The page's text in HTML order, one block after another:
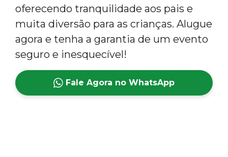
oferecendo tranquilidade aos pais e
muita diversão para as crianças. Alugue
agora e tenha a garantia de um evento
seguro e inesquecível!
Fale Agora no WhatsApp